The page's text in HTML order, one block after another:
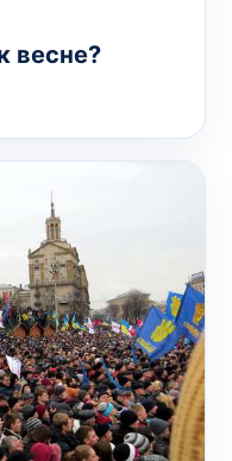
весне?